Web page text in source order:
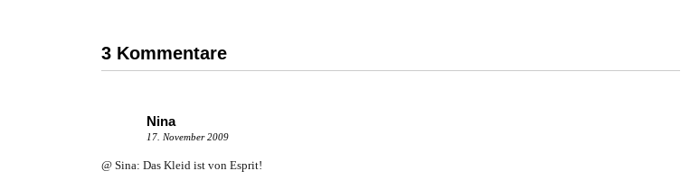
3 Kommentare
Nina
17. November 2009
@ Sina: Das Kleid ist von Esprit!